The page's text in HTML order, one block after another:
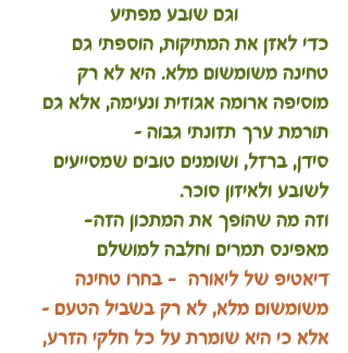
וגם שובע מפתיע
כדי לאזן את המתיקות, הוספתי גם
טחינה משומשום מלא. היא לא רק
מוסיפה ארומה אגוזית ונעימה, אלא גם
תורמת ערך תזונתי גבוה –
סידן, ברזל, ושומנים טובים שמסייעים
לשובע ולאיזון סוכר.
וזה מה שהופך את המתכון הזה-
מאפינס תמרים וחלבה למושלם
דיאטיפ של ליאורה  - בחרו טחינה
משומשום מלא, לא רק בשביל הטעם –
אלא כי היא שומרת על כל חלקי הזרע,